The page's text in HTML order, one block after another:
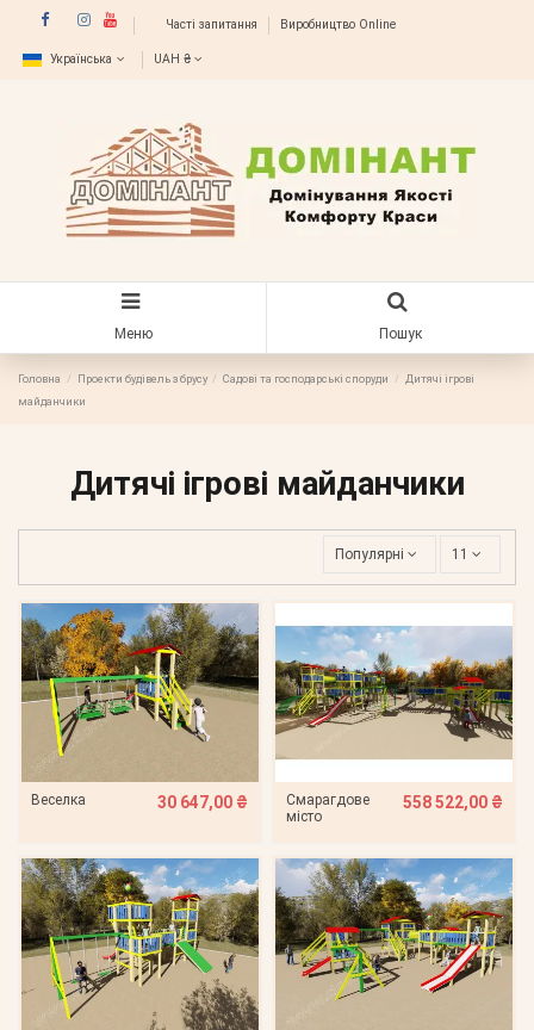
Часті запитання Виробництво Online
Українська UAH ₴
Меню Пошук
Головна Проекти будівель з брусу Садові та господарські споруди
Дитячі ігрові
майданчики
Дитячі ігрові майданчики
Популярні 11
Веселка 30 647,00 ₴
Смарагдове
місто
558 522,00 ₴